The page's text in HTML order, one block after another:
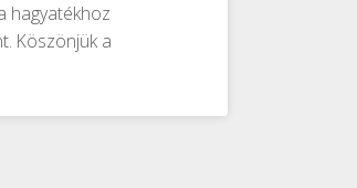
hagyatékhoz
Köszönjük a